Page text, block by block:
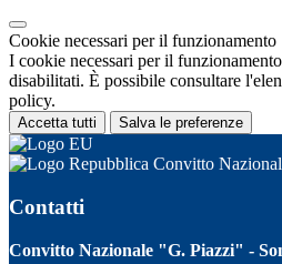
Cookie necessari per il funzionamento
I cookie necessari per il
disabilitati. È possibile consultare
policy.
Accetta tutti Salva le preferenze
Convitto
Contatti
Convitto Nazionale "G. Piazzi" -